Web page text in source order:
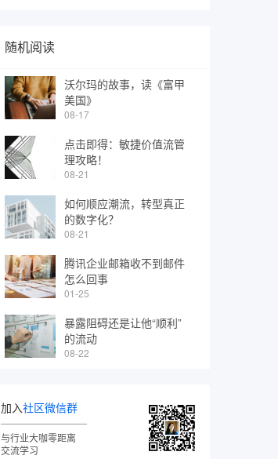
随机阅读
沃尔玛的故事，读《富甲
美国》
08-17
点击即得：敏捷价值流管
理攻略！
08-21
如何顺应潮流，转型真正
的数字化？
08-21
腾讯企业邮箱收不到邮件
怎么回事
01-25
暴露阻碍还是让他“顺利”
的流动
08-22
加入社区微信群
与行业大咖零距离
交流学习